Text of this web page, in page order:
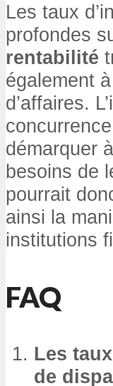
Les taux
profondes
rentabilité
également
d’affaires.
démarquer
besoins de
pourrait
ainsi la
institutions
FAQ
Les
de